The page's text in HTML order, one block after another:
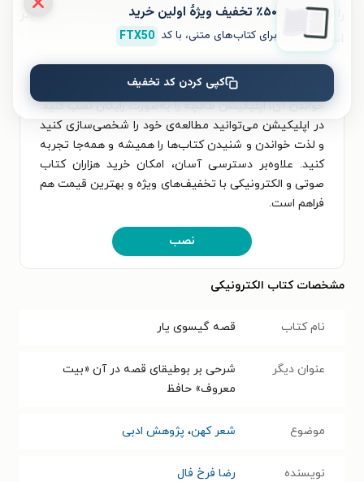
را هرگز نتوان یافت. پس گویی عالمِ موی از عالم دنیا فراخ‌تر
است.»
برای تجربه‌ای بهتر در دانلود کتاب قصه گیسوی یار و
خواندن آن، اپلیکیشن طاقچه را به‌صورت رایگان نصب کنید.
در اپلیکیشن می‌توانید مطالعه‌ی خود را شخصی‌سازی کنید
و لذت خواندن و شنیدن کتاب‌ها را همیشه و همه‌جا تجربه
کنید. علاوه‌بر دسترسی آسان، امکان خرید هزاران کتاب
صوتی و الکترونیکی با تخفیف‌های ویژه و بهترین قیمت هم
فراهم است.
نصب
مشخصات کتاب الکترونیکی
نام کتاب قصه گیسوی یار
عنوان دیگر
شرحی بر بوطیقای قصه در آن «بیت
معروف» حافظ
موضوع شعر کهن، پژوهش ادبی
نویسنده رضا فرخ فال
٪۵۰ تخفیف ویژۀ اولین خرید
برای کتاب‌های متنی، با کد FTX50
کپی کردن کد تخفیف